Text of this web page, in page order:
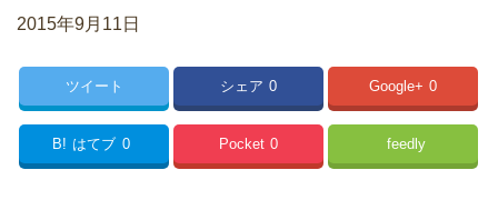
2015年9月11日
ツイート シェア 0 Google+ 0
B! はてブ 0 Pocket 0 feedly